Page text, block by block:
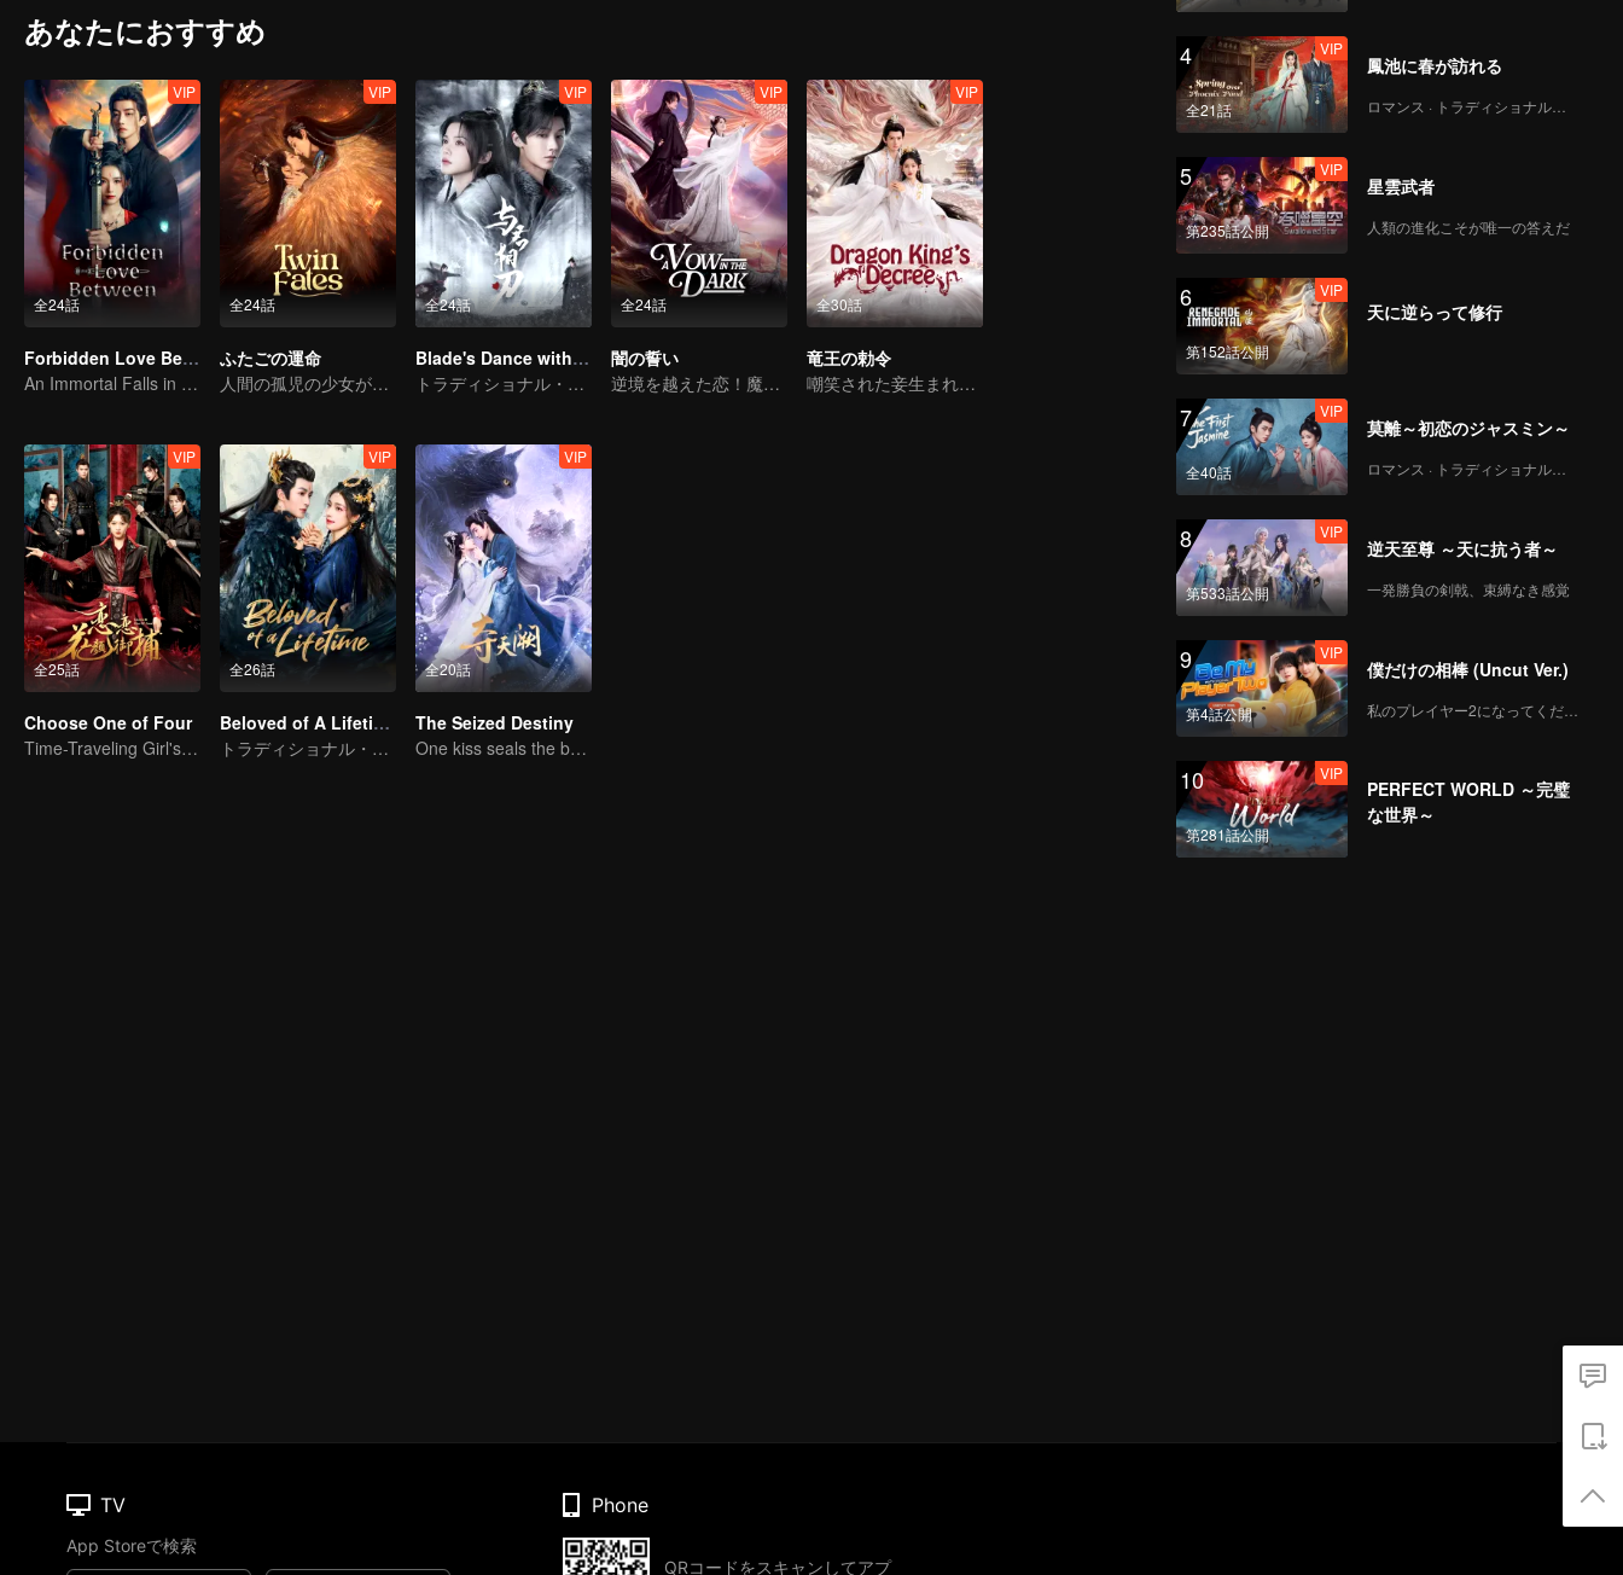
あなたにおすすめ
全24話
VIP
Forbidden Love Between
An Immortal Falls in Love With a Witch
全24話
VIP
ふたごの運命
人間の孤児の少女が神獣との絆を結ぶために自らを捧げる
全24話
VIP
Blade's Dance with You
トラディショナル・コスチューム
全24話
VIP
闇の誓い
逆境を越えた恋！魔王が妖精の妻を追う
全30話
VIP
竜王の勅令
嘲笑された妾生まれの少女の復活
全25話
VIP
Choose One of Four
Time-Traveling Girl's Quest to Win Over Four Handsome Men
全26話
VIP
Beloved of A Lifetime
トラディショナル・コスチューム · ファンタジー
全20話
VIP
The Seized Destiny
One kiss seals the bond, a love lasting a thousand years
4
全21話
VIP
鳳池に春が訪れる
ロマンス · トラディショナル・コスチューム
5
第235話公開
VIP
星雲武者
人類の進化こそが唯一の答えだ
6
第152話公開
VIP
天に逆らって修行
7
全40話
VIP
莫離～初恋のジャスミン～
ロマンス · トラディショナル・コスチューム
8
第533話公開
VIP
逆天至尊 ～天に抗う者～
一発勝負の剣戟、束縛なき感覚
9
第4話公開
VIP
僕だけの相棒 (Uncut Ver.)
私のプレイヤー2になってください
10
第281話公開
VIP
PERFECT WORLD ～完璧
な世界～
TV
App Storeで検索
Phone
QRコードをスキャンしてアプ